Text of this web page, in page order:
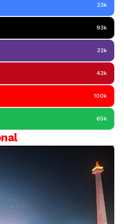
23k
93k
32k
42k
100k
65k